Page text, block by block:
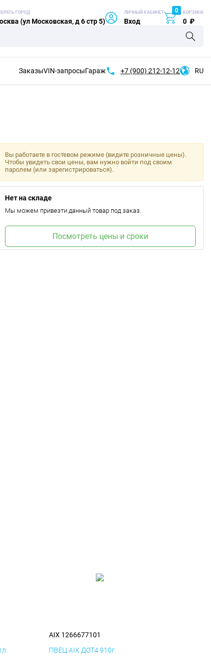
ГОРОД
(ул Московская, д 6 стр 5)
ЛИЧНЫЙ КАБИНЕТ
Вход
0 КОРЗИНА
0 ₽
ЗаказыVIN-запросыГараж +7 (900) 212-12-12 RU
Вы работаете в гостевом режиме (видите розничные цены).
Чтобы увидеть свои цены, вам нужно войти под своим
паролем (или зарегистрироваться).
Нет на складе
Мы можем привезти данный товар под заказ.
Посмотреть цены и сроки
AIX 1266677101
ПВЕЦ AIX ДОТ4 910г